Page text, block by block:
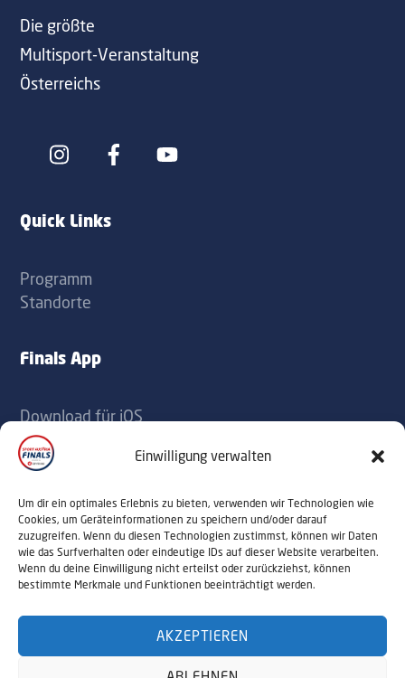
Einwilligung verwalten
Um dir ein optimales Erlebnis zu bieten, verwenden wir Technologien wie
Cookies, um Geräteinformationen zu speichern und/oder darauf
zuzugreifen. Wenn du diesen Technologien zustimmst, können wir Daten
wie das Surfverhalten oder eindeutige IDs auf dieser Website verarbeiten.
Wenn du deine Einwilligung nicht erteilst oder zurückziehst, können
bestimmte Merkmale und Funktionen beeinträchtigt werden.
AKZEPTIEREN
Die größte
Multisport-Veranstaltung
Österreichs
Icon
Icon
Quick Links
Programm
Standorte
Finals App
Download für iOS
Download für Android
Kontakt
office@sportaustriafinals.at
+43 1 504 44 55
© 2026 Sport Austria Finals. Alle Rechte